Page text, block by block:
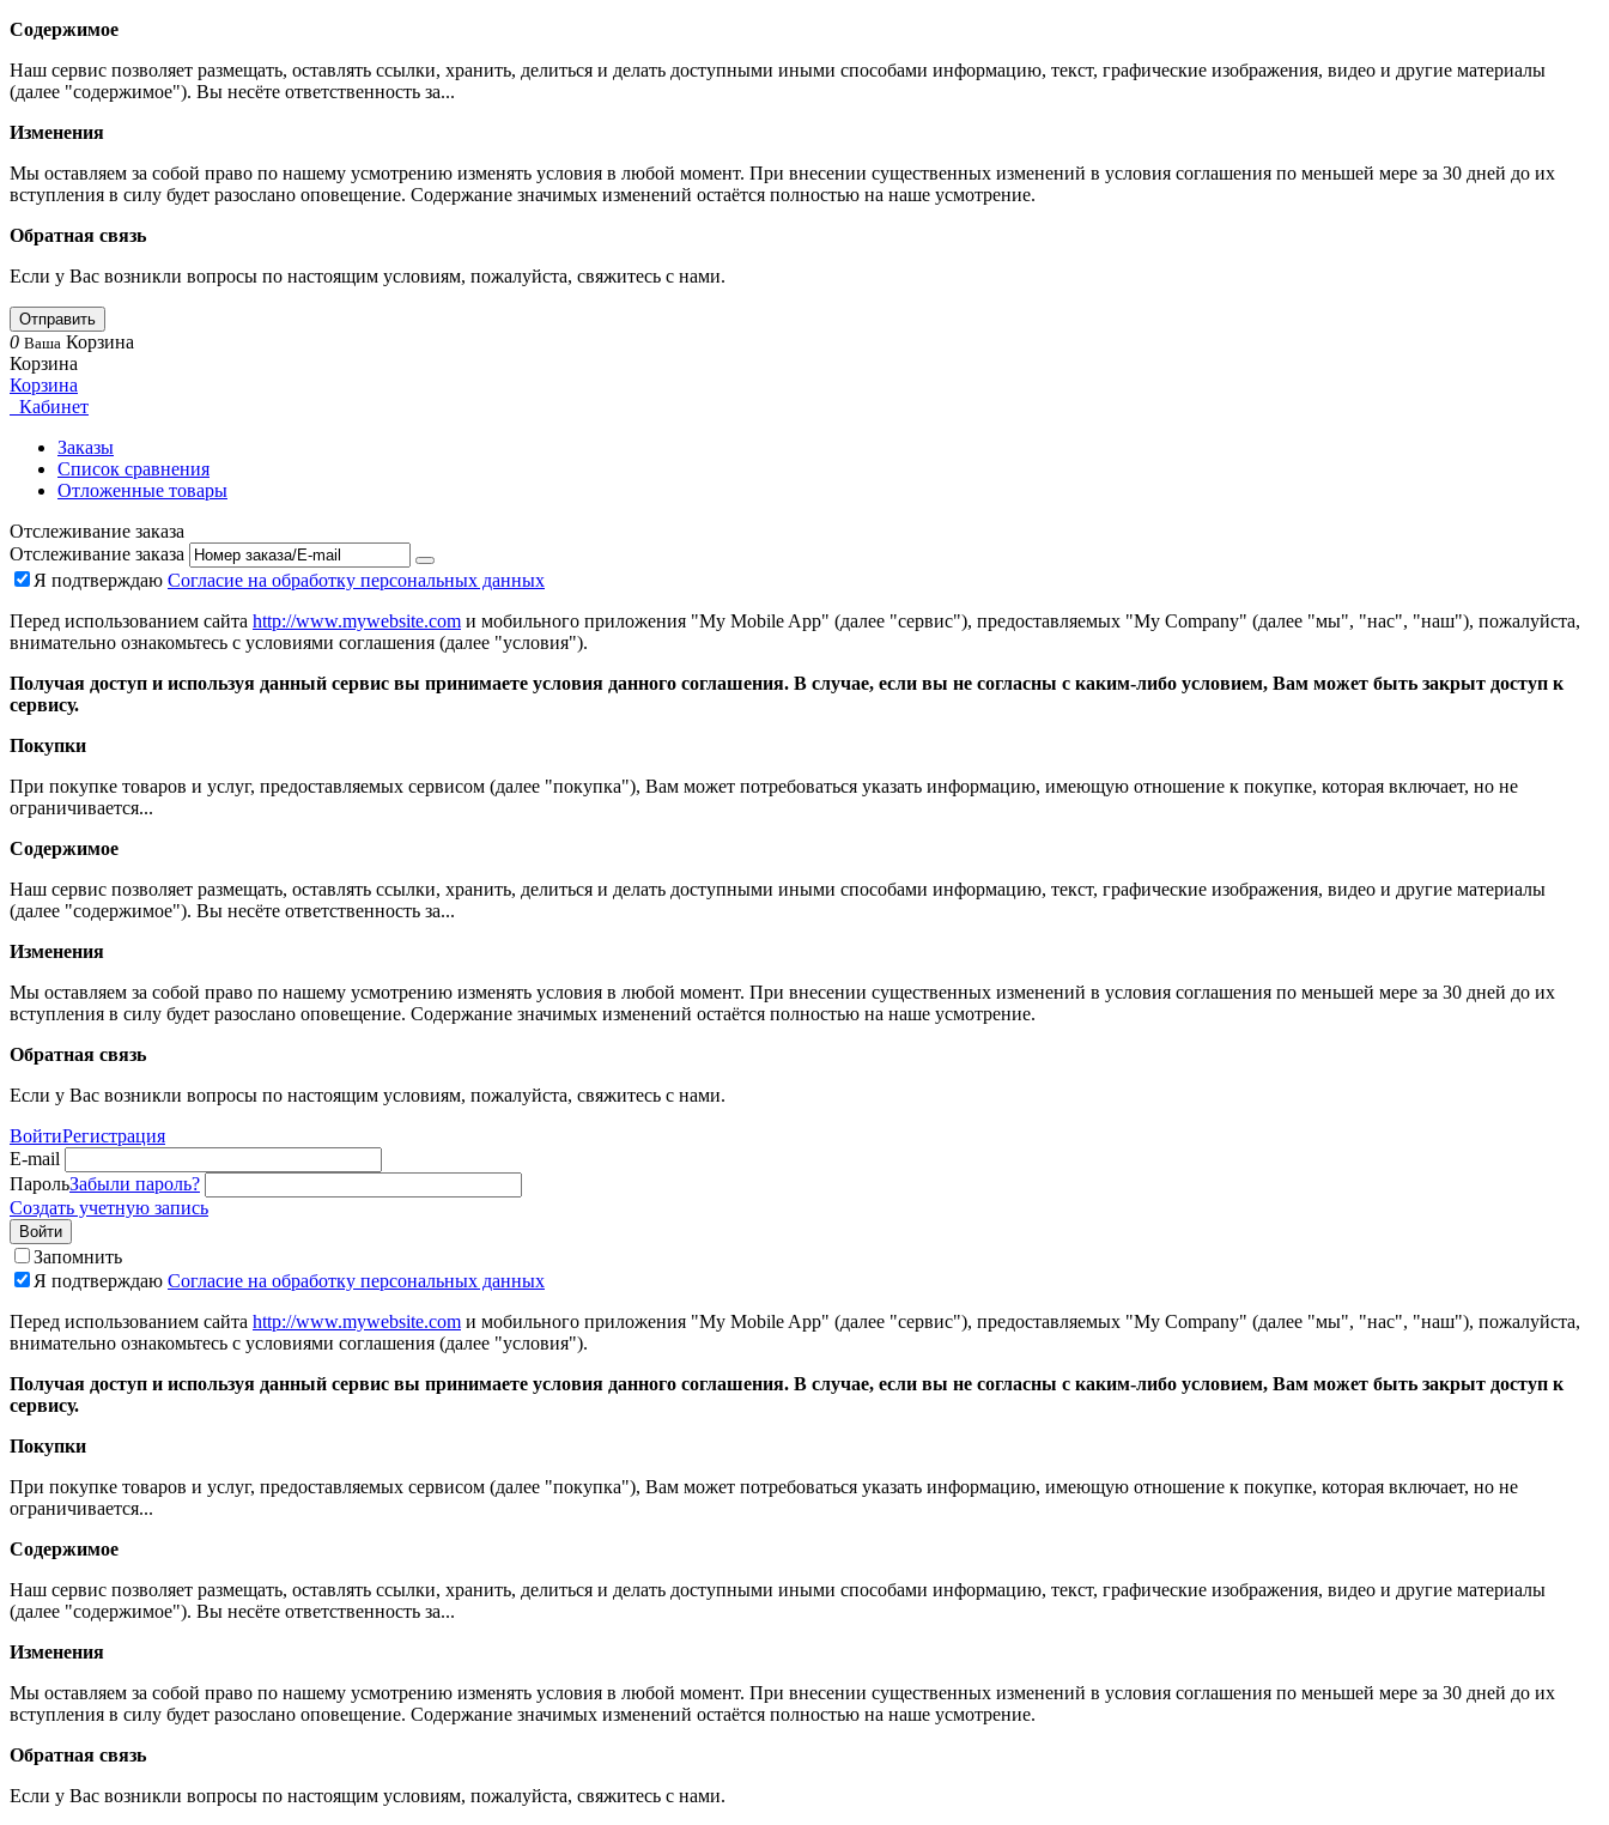
Содержимое
Наш сервис позволяет размещать, оставлять ссылки, хранить, делиться и делать доступными иными способами информацию, текст, графические изображения, видео и другие материалы
(далее "содержимое"). Вы несёте ответственность за...
Изменения
Мы оставляем за собой право по нашему усмотрению изменять условия в любой момент. При внесении существенных изменений в условия соглашения по меньшей мере за 30 дней до их
вступления в силу будет разослано оповещение. Содержание значимых изменений остаётся полностью на наше усмотрение.
Обратная связь
Если у Вас возникли вопросы по настоящим условиям, пожалуйста, свяжитесь с нами.
Отправить
0 Ваша Корзина
Корзина
Корзина
Кабинет
Заказы
Список сравнения
Отложенные товары
Отслеживание заказа
Отслеживание заказа
Я подтверждаю Согласие на обработку персональных данных
Перед использованием сайта http://www.mywebsite.com и мобильного приложения "My Mobile App" (далее "сервис"), предоставляемых "My Company" (далее "мы", "нас", "наш"), пожалуйста,
внимательно ознакомьтесь с условиями соглашения (далее "условия").
Получая доступ и используя данный сервис вы принимаете условия данного соглашения. В случае, если вы не согласны с каким-либо условием, Вам может быть закрыт доступ к
сервису.
Покупки
При покупке товаров и услуг, предоставляемых сервисом (далее "покупка"), Вам может потребоваться указать информацию, имеющую отношение к покупке, которая включает, но не
ограничивается...
Содержимое
Наш сервис позволяет размещать, оставлять ссылки, хранить, делиться и делать доступными иными способами информацию, текст, графические изображения, видео и другие материалы
(далее "содержимое"). Вы несёте ответственность за...
Изменения
Мы оставляем за собой право по нашему усмотрению изменять условия в любой момент. При внесении существенных изменений в условия соглашения по меньшей мере за 30 дней до их
вступления в силу будет разослано оповещение. Содержание значимых изменений остаётся полностью на наше усмотрение.
Обратная связь
Если у Вас возникли вопросы по настоящим условиям, пожалуйста, свяжитесь с нами.
ВойтиРегистрация
E-mail
ПарольЗабыли пароль?
Создать учетную запись
Войти
Запомнить
Я подтверждаю Согласие на обработку персональных данных
Перед использованием сайта http://www.mywebsite.com и мобильного приложения "My Mobile App" (далее "сервис"), предоставляемых "My Company" (далее "мы", "нас", "наш"), пожалуйста,
внимательно ознакомьтесь с условиями соглашения (далее "условия").
Получая доступ и используя данный сервис вы принимаете условия данного соглашения. В случае, если вы не согласны с каким-либо условием, Вам может быть закрыт доступ к
сервису.
Покупки
При покупке товаров и услуг, предоставляемых сервисом (далее "покупка"), Вам может потребоваться указать информацию, имеющую отношение к покупке, которая включает, но не
ограничивается...
Содержимое
Наш сервис позволяет размещать, оставлять ссылки, хранить, делиться и делать доступными иными способами информацию, текст, графические изображения, видео и другие материалы
(далее "содержимое"). Вы несёте ответственность за...
Изменения
Мы оставляем за собой право по нашему усмотрению изменять условия в любой момент. При внесении существенных изменений в условия соглашения по меньшей мере за 30 дней до их
вступления в силу будет разослано оповещение. Содержание значимых изменений остаётся полностью на наше усмотрение.
Обратная связь
Если у Вас возникли вопросы по настоящим условиям, пожалуйста, свяжитесь с нами.